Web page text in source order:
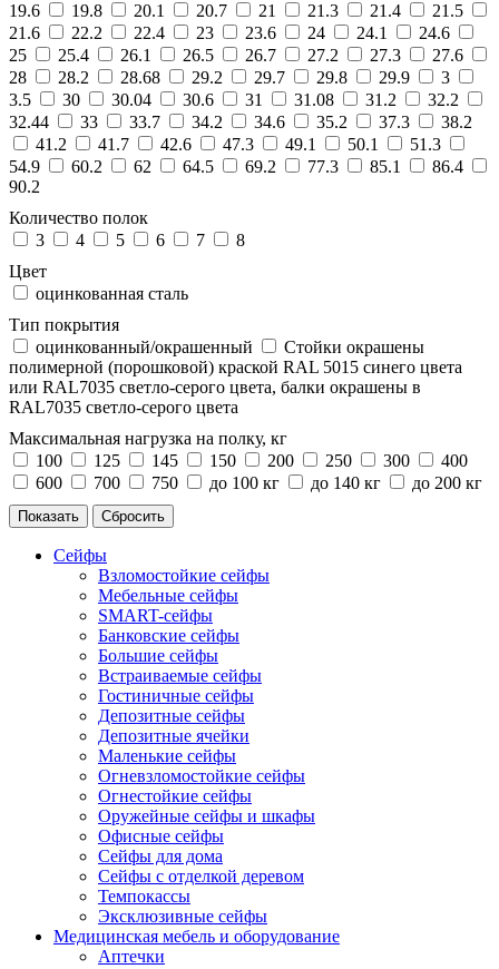
19.6
19.8 20.1 20.7 21 21.3 21.4
21.5
21.6
22.2 22.4 23 23.6 24 24.1
24.6
25
25.4 26.1 26.5 26.7 27.2 27.3
27.6
28
28.2 28.68 29.2 29.7 29.8 29.9
3
3.5
30 30.04 30.6 31 31.08 31.2
32.2
32.44
33 33.7 34.2 34.6 35.2 37.3
38.2
41.2
41.7 42.6 47.3 49.1 50.1
51.3
54.9
60.2 62 64.5 69.2 77.3 85.1
86.4
90.2
Количество полок
3
4 5 6 7
8
Цвет
оцинкованная сталь
Тип покрытия
оцинкованный/окрашенный
Стойки окрашены
полимерной (порошковой) краской RAL 5015 синего цвета
или RAL7035 светло-серого цвета, балки окрашены в
RAL7035 светло-серого цвета
Максимальная нагрузка на полку, кг
100
125 145 150 200 250 300
400
600
700 750 до 100 кг до 140 кг до 200 кг
Сейфы
Взломостойкие сейфы
Мебельные сейфы
SMART-сейфы
Банковские сейфы
Большие сейфы
Встраиваемые сейфы
Гостиничные сейфы
Депозитные сейфы
Депозитные ячейки
Маленькие сейфы
Огневзломостойкие сейфы
Огнестойкие сейфы
Оружейные сейфы и шкафы
Офисные сейфы
Сейфы для дома
Сейфы с отделкой деревом
Темпокассы
Эксклюзивные сейфы
Медицинская мебель и оборудование
Аптечки